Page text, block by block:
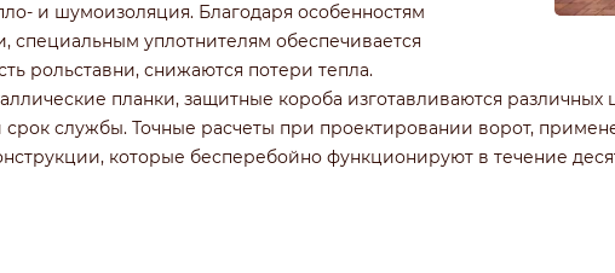
и шумоизоляция. Благодаря особенностям
специальным уплотнителям обеспечивается
рольставни, снижаются потери тепла.
планки, защитные короба изготавливаются различных
службы. Точные расчеты при проектировании ворот,
которые бесперебойно функционируют в течение